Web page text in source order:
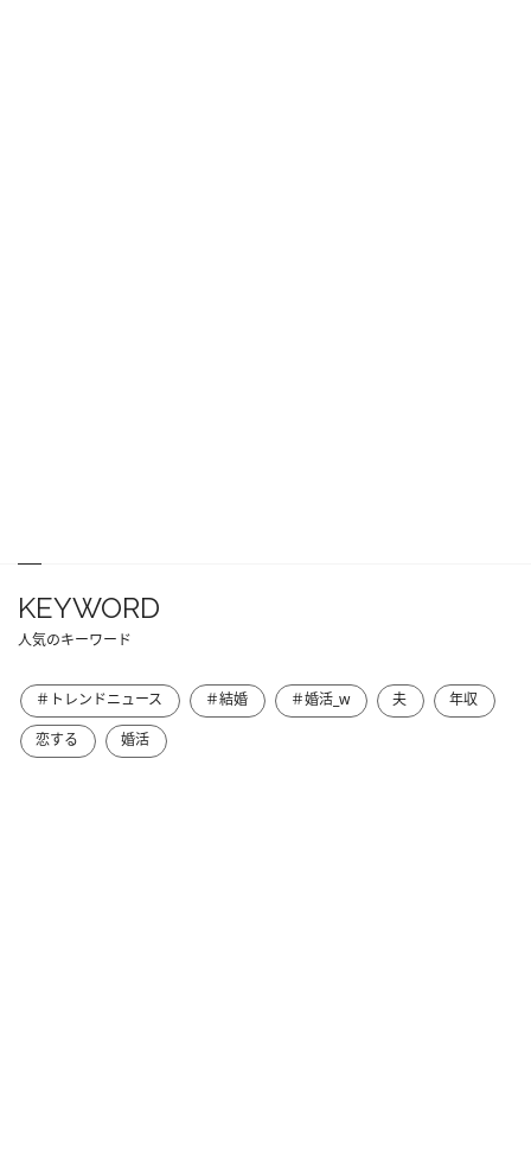
KEYWORD
人気のキーワード
＃トレンドニュース ＃結婚 ＃婚活_w 夫
年収
恋する
婚活